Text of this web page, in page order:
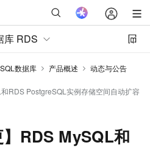
库 RDS
数据库 产品概述
动态与公告
RDS PostgreSQL实例存储空间自动扩容
】RDS MySQL和